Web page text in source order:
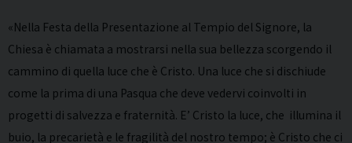
«Nella Festa della Presentazione al Tempio del Signore, la
Chiesa è chiamata a mostrarsi nella sua bellezza scorgendo il
cammino di quella luce che è Cristo. Una luce che si dischiude
come la prima di una Pasqua che deve vedervi coinvolti in
progetti di salvezza e fraternità. E’ Cristo la luce, che illumina il
buio, la precarietà e le fragilità del nostro tempo; è Cristo che ci